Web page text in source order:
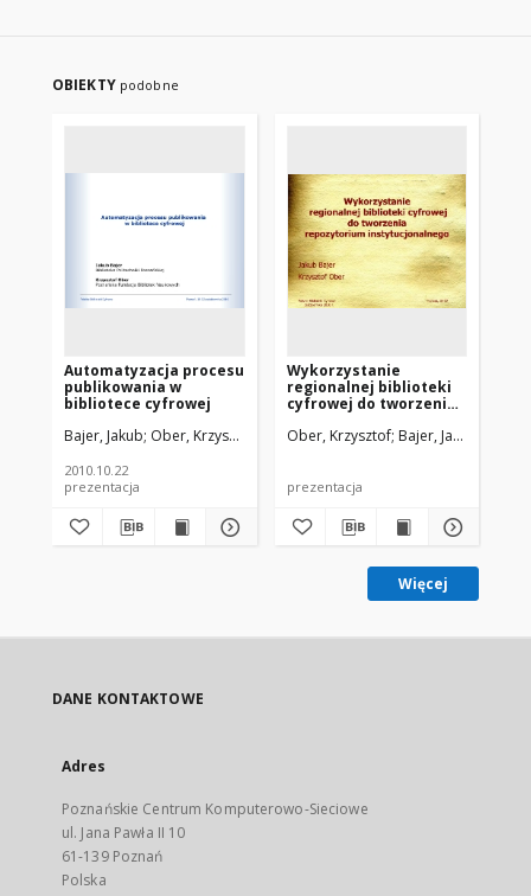
OBIEKTY podobne
Automatyzacja procesu
publikowania w
bibliotece cyfrowej
Bajer, Jakub Ober, Krzysztof
2010.10.22
prezentacja
Wykorzystanie
regionalnej biblioteki
cyfrowej do tworzenia
instytucjonalnego
Ober, Krzysztof Bajer, Jakub
prezentacja
Więcej
DANE KONTAKTOWE
Adres
Poznańskie Centrum Komputerowo-Sieciowe
ul. Jana Pawła II 10
61-139 Poznań
Polska